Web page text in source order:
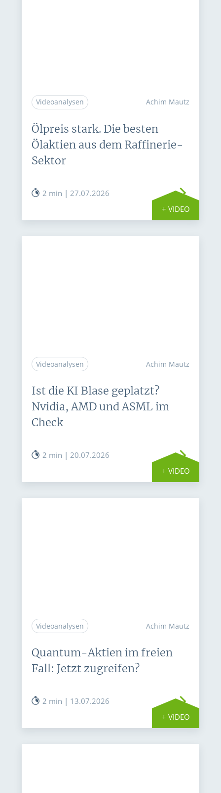
Videoanalysen Achim Mautz
Ölpreis stark. Die besten
Ölaktien aus dem Raffinerie-
Sektor
2 min | 27.07.2026
+ VIDEO
Videoanalysen Achim Mautz
Ist die KI Blase geplatzt?
Nvidia, AMD und ASML im
Check
2 min | 20.07.2026
+ VIDEO
Videoanalysen Achim Mautz
Quantum-Aktien im freien
Fall: Jetzt zugreifen?
2 min | 13.07.2026
+ VIDEO